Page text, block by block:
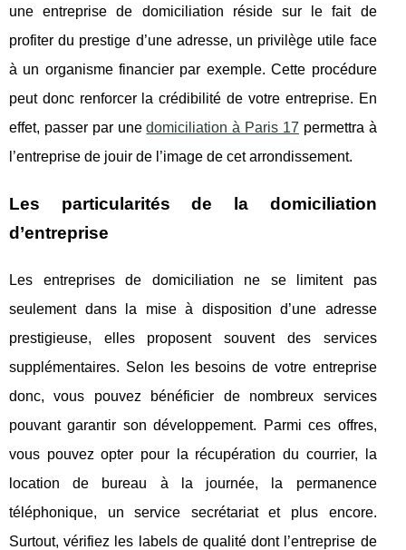
une entreprise de domiciliation réside sur le fait de
profiter du prestige d’une adresse, un privilège utile face
à un organisme financier par exemple. Cette procédure
peut donc renforcer la crédibilité de votre entreprise. En
effet, passer par unedomiciliation à Paris 17 permettra à
l’entreprise de jouir de l’image de cet arrondissement.
Les particularités de la domiciliation
d’entreprise
Les entreprises de domiciliation ne se limitent pas
seulement dans la mise à disposition d’une adresse
prestigieuse, elles proposent souvent des services
supplémentaires. Selon les besoins de votre entreprise
donc, vous pouvez bénéficier de nombreux services
pouvant garantir son développement. Parmi ces offres,
vous pouvez opter pour la récupération du courrier, la
location de bureau à la journée, la permanence
téléphonique, un service secrétariat et plus encore.
Surtout, vérifiez les labels de qualité dont l’entreprise de